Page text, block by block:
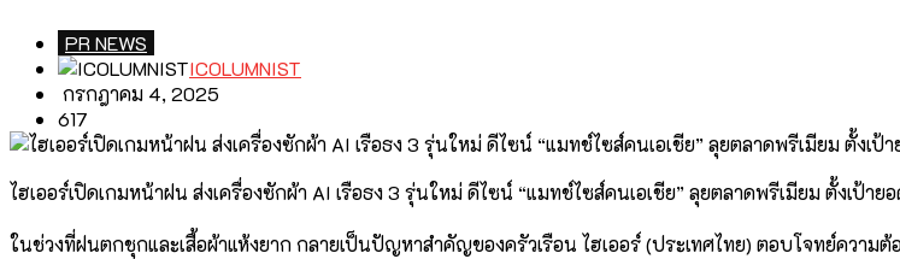
PR NEWS
ICOLUMNIST
กรกฎาคม 4, 2025
617
ไฮเออร์เปิดเกมหน้าฝน ส่งเครื่องซักผ้า AI เรือธง 3 รุ่นใหม่ ดีไซน์ “แมทช์ไซส์คนเอเชีย” ลุยตลาดพรีเมียม ตั้งเป้า
ในช่วงที่ฝนตกชุกและเสื้อผ้าแห้งยาก กลายเป็นปัญหาสำคัญของครัวเรือน ไฮเออร์ (ประเทศไทย) ตอบโจทย์ความ